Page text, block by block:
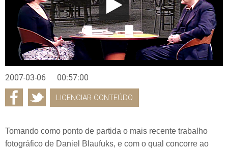
2007-03-06 00:57:00
LICENCIAR CONTEÚDO
Tomando como ponto de partida o mais recente trabalho
fotográfico de Daniel Blaufuks, e com o qual concorre ao